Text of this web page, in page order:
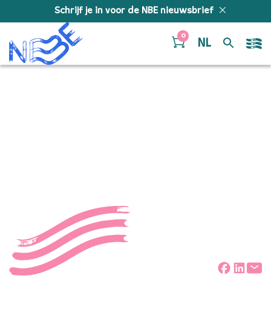
Schrijf je in voor de NBE nieuwsbrief
0
NL